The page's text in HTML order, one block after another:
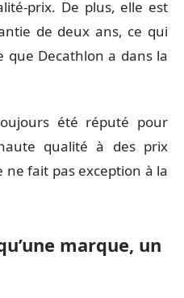
prix. De plus, elle est
de deux ans, ce qui
que Decathlon a dans la
été réputé pour
qualité à des prix
ne fait pas exception à la
marque, un